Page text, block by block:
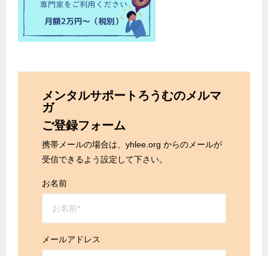
メンタルサポートろうむのメルマ
ガ
ご登録フォーム
携帯メールの場合は、yhlee.org からのメールが
受信できるよう設定して下さい。
お名前
メールアドレス